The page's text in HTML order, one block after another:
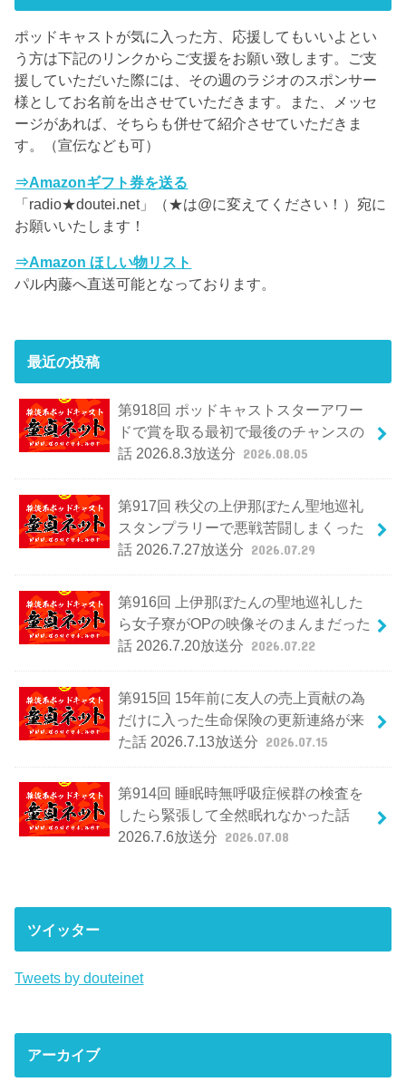
ポッドキャストが気に入った方、応援してもいいよとい
う方は下記のリンクからご支援をお願い致します。ご支
援していただいた際には、その週のラジオのスポンサー
様としてお名前を出させていただきます。また、メッセ
ージがあれば、そちらも併せて紹介させていただきま
す。（宣伝なども可）
⇒Amazonギフト券を送る
「radio★doutei.net」（★は@に変えてください！）宛に
お願いいたします！
⇒Amazon ほしい物リスト
パル内藤へ直送可能となっております。
最近の投稿
第918回 ポッドキャストスターアワー
ドで賞を取る最初で最後のチャンスの
話 2026.8.3放送分 2026.08.05
第917回 秩父の上伊那ぼたん聖地巡礼
スタンプラリーで悪戦苦闘しまくった
話 2026.7.27放送分 2026.07.29
第916回 上伊那ぼたんの聖地巡礼した
ら女子寮がOPの映像そのまんまだった
話 2026.7.20放送分 2026.07.22
第915回 15年前に友人の売上貢献の為
だけに入った生命保険の更新連絡が来
た話 2026.7.13放送分 2026.07.15
第914回 睡眠時無呼吸症候群の検査を
したら緊張して全然眠れなかった話
2026.7.6放送分 2026.07.08
ツイッター
Tweets by douteinet
アーカイブ